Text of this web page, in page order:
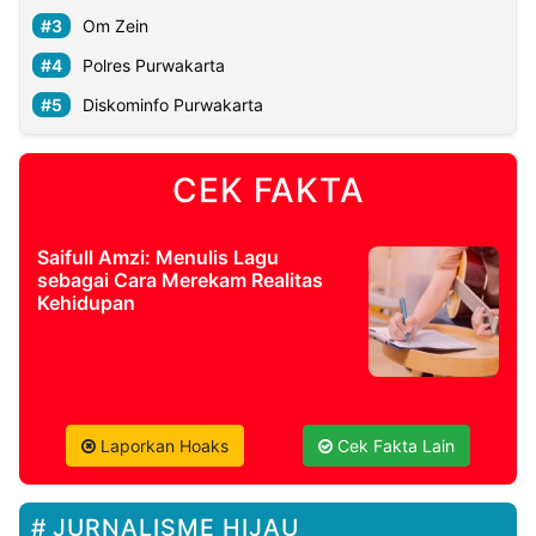
Om Zein
Polres Purwakarta
Diskominfo Purwakarta
CEK FAKTA
Saifull Amzi: Menulis Lagu
sebagai Cara Merekam Realitas
Kehidupan
Laporkan Hoaks Cek Fakta Lain
JURNALISME HIJAU